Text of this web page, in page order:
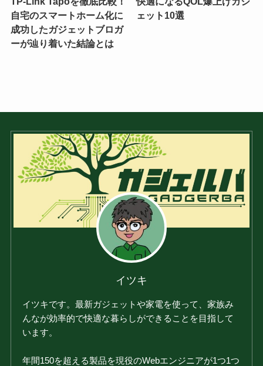
自宅のスマートホーム化に
成功したガジェットブロガ
ーが辿り着いた結論とは
ェット10選
イツキ
イツキです。最新ガジェットや家電を使って、家族み
んなが効率的で快適な暮らしができることを目指して
います。
年間150を超える製品を現役のWebエンジニアが1つ1つ